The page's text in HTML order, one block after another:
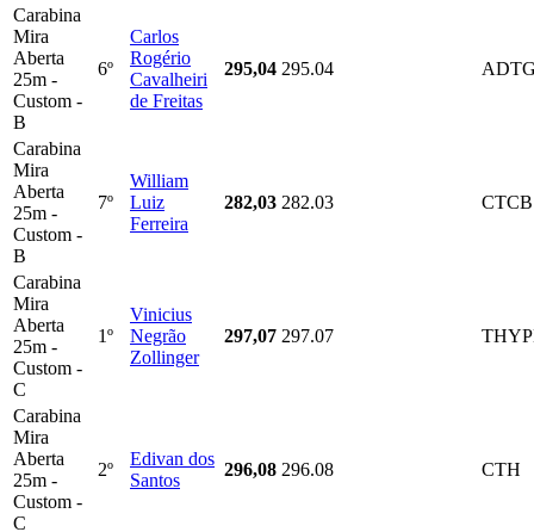
Carabina
Mira
Aberta
25m -
Custom -
B
6º
Carlos
Rogério
Cavalheiri
de Freitas
295,04 295.04
Carabina
Mira
Aberta
25m -
Custom -
B
7º
William
Luiz
Ferreira
282,03 282.03 CTCB
Carabina
Mira
Aberta
25m -
Custom -
C
1º
Vinicius
Negrão
Zollinger
297,07 297.07
Carabina
Mira
Aberta
25m -
Custom -
C
2º
Edivan dos
Santos
296,08 296.08 CTH